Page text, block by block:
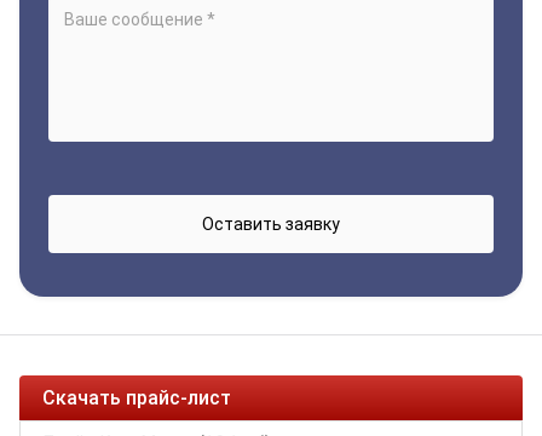
Скачать прайс-лист